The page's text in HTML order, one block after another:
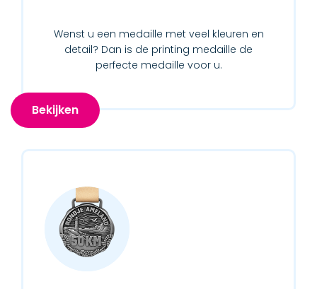
Wenst u een medaille met veel kleuren en
detail? Dan is de printing medaille de
perfecte medaille voor u.
Bekijken